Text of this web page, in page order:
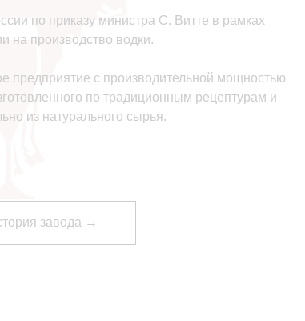
по приказу министра С. Витте в рамках
на производство водки.
предприятие с производительной мощностью
по традиционным рецептурам и
из натурального сырья.
завода →